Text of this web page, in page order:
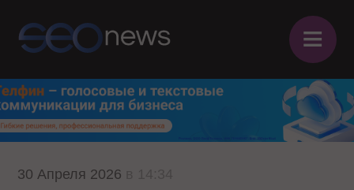
≡
30 Апреля 2026